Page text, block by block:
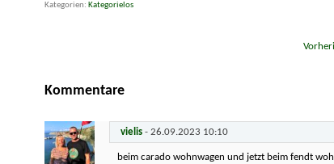
Kategorien
Kategorielos
Kommentare
vielis - 26.09.2023 10:10
beim carado wohnwagen und jetzt beim fendt